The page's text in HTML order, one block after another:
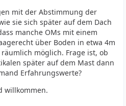
mit der Abstimmung der
sie sich später auf dem Dach
manche OMs mit einem
über Boden in etwa 4m
möglich. Frage ist, ob
später auf dem Mast dann
Erfahrungswerte?
willkommen.